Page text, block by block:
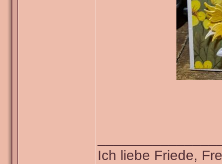
Ich liebe Friede,